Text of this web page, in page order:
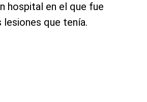
hospital en el que fue
que tenía.